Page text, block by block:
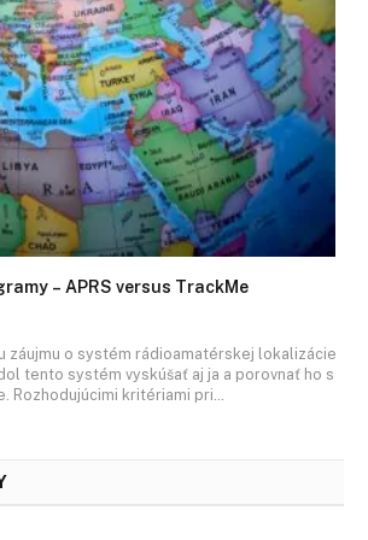
– APRS versus TrackMe
záujmu o systém rádioamatérskej lokalizácie
tento systém vyskúšať aj ja a porovnať ho s
Rozhodujúcimi kritériami pri…